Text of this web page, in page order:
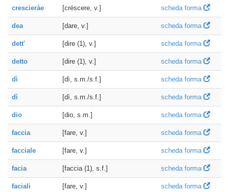
crescieràe [créscere, v.] scheda forma
dea [dare, v.] scheda forma
dett' [dire (1), v.] scheda forma
detto [dire (1), v.] scheda forma
dì [dì, s.m./s.f.] scheda forma
dì [dì, s.m./s.f.] scheda forma
dio [dio, s.m.] scheda forma
faccia [fare, v.] scheda forma
facciale [fare, v.] scheda forma
facia [faccia (1), s.f.] scheda forma
faciali [fare, v.] scheda forma